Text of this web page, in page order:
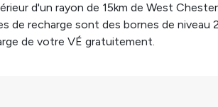
d'un rayon de 15km de West
de recharge sont des bornes de niveau
de votre VÉ gratuitement.